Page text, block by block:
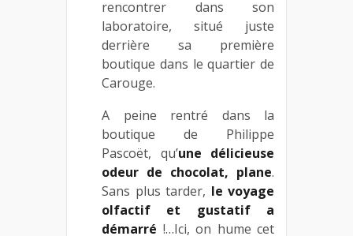
rencontrer dans son
laboratoire, situé juste
derrière sa première
boutique dans le quartier de
Carouge.
A peine rentré dans la
boutique de Philippe
Pascoët, qu’une délicieuse
odeur de chocolat, plane.
Sans plus tarder, le voyage
olfactif et gustatif a
démarré !…Ici, on hume cet